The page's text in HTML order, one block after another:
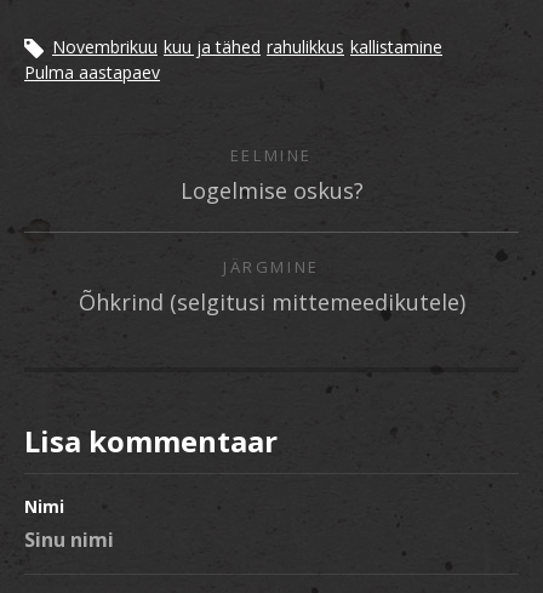
Novembrikuu kuu ja tähed rahulikkus kallistamine
Pulma aastapaev
EELMINE
Logelmise oskus?
JÄRGMINE
Õhkrind (selgitusi mittemeedikutele)
Lisa kommentaar
Nimi